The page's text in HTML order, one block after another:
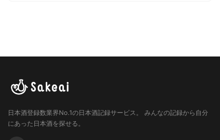
日本酒登録数業界No.1の日本酒記録サービス。
みんなの記録から自分
にあった日本酒を探せる。